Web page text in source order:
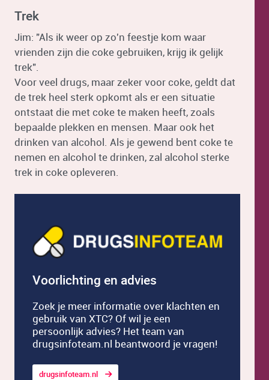
Trek
Jim: "Als ik weer op zo'n feestje kom waar
vrienden zijn die coke gebruiken, krijg ik gelijk
trek".
Voor veel drugs, maar zeker voor coke, geldt dat
de trek heel sterk opkomt als er een situatie
ontstaat die met coke te maken heeft, zoals
bepaalde plekken en mensen. Maar ook het
drinken van alcohol. Als je gewend bent coke te
nemen en alcohol te drinken, zal alcohol sterke
trek in coke opleveren.
Voorlichting en advies
Zoek je meer informatie over klachten en
gebruik van XTC? Of wil je een
persoonlijk advies? Het team van
drugsinfoteam.nl beantwoord je vragen!
drugsinfoteam.nl